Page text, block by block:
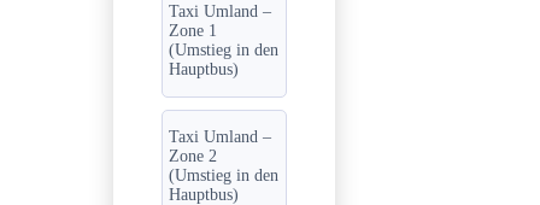
Taxi Umland –
Zone 1
(Umstieg in den
Hauptbus)
Taxi Umland –
Zone 2
(Umstieg in den
Hauptbus)